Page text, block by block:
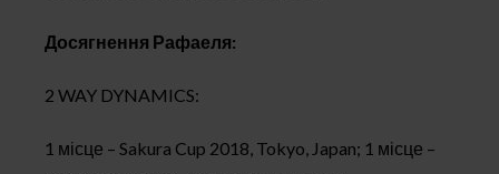
Досягнення Рафаеля:
2 WAY DYNAMICS:
1 місце – Sakura Cup 2018, Tokyo, Japan; 1 місце –